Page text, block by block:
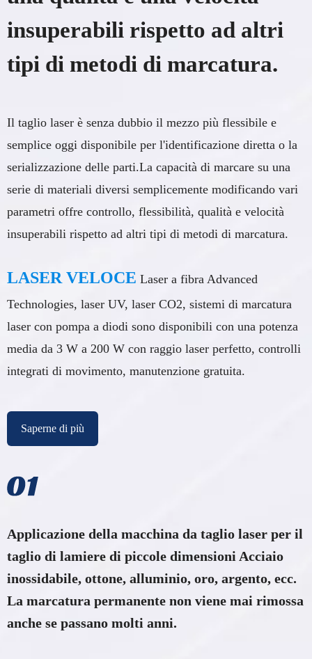
insuperabili rispetto ad altri
tipi di metodi di marcatura.
Il taglio laser è senza dubbio il mezzo più flessibile e
semplice oggi disponibile per l'identificazione diretta o la
serializzazione delle parti.La capacità di marcare su una
serie di materiali diversi semplicemente modificando vari
parametri offre controllo, flessibilità, qualità e velocità
insuperabili rispetto ad altri tipi di metodi di marcatura.
LASER VELOCE Laser a fibra Advanced
Technologies, laser UV, laser CO2, sistemi di marcatura
laser con pompa a diodi sono disponibili con una potenza
media da 3 W a 200 W con raggio laser perfetto, controlli
integrati di movimento, manutenzione gratuita.
Saperne di più
Applicazione della macchina da taglio laser per il
taglio di lamiere di piccole dimensioni Acciaio
inossidabile, ottone, alluminio, oro, argento, ecc.
La marcatura permanente non viene mai rimossa
anche se passano molti anni.